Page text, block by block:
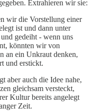
Extrahieren wir sie:
wir die Vorstellung einer
ist und dann unter
gedeiht - wenn uns
könnten wir von
an ein Unkraut denken,
und erstickt.
aber auch die Idee nahe,
gleichsam versteckt,
Kultur bereits angelegt
Zeit.